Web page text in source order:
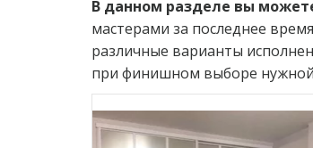
В данном разделе вы
мастерами за последнее
различные варианты
при финишном выборе